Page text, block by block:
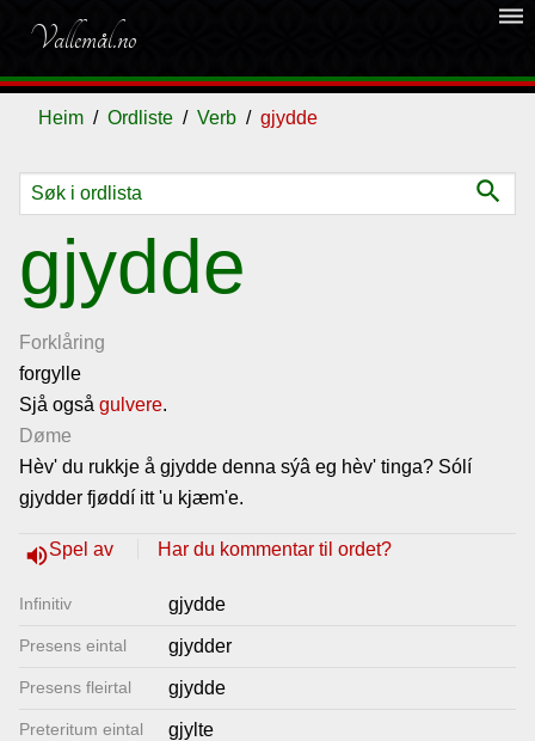
Vallemål.no
dehaze
Heim Ordliste Verb gjydde
search
gjydde
Forklåring
forgylle
Sjå også gulvere.
Døme
Hèv' du rukkje å gjydde denna sýâ eg hèv' tinga? Sólí
gjydder fjøddí itt 'u kjæm'e.
volume_upSpel av Har du kommentar til ordet?
Infinitiv gjydde
Presens eintal gjydder
Presens fleirtal gjydde
Preteritum eintal gjylte
Ordliste
Om
vallemålet
Gjestebok
Nyhende
Lenkjer
Kontakt
oss